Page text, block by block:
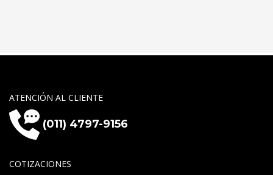
ATENCIÓN AL CLIENTE
(011) 4797-9156
COTIZACIONES